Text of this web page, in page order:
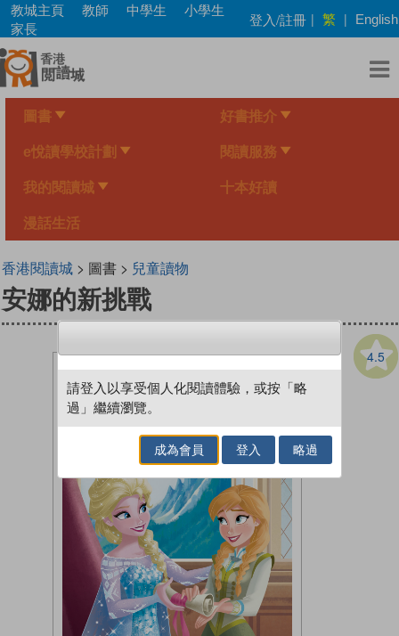
Skip
main
content
教城主頁 教師 中學生
小學生
家長
登入/註冊 | 繁 | English
圖書 好書推介
e悅讀學校計劃 閱讀服務
我的閱讀城 十本好讀
漫話生活
香港閱讀城> 圖書 > 兒童讀物
安娜的新挑戰
4.5
請登入以享受個人化閱讀體驗，或按「略
過」繼續瀏覽。
成為會員 登入 略過